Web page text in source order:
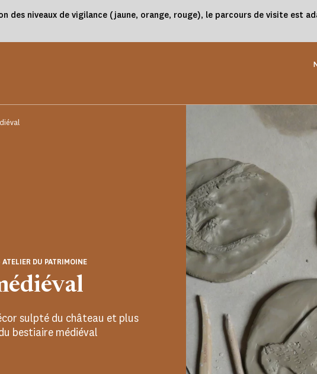
des niveaux de vigilance (jaune, orange, rouge), le parcours de visite est
DU PATRIMOINE
sulpté du château et plus
bestiaire médiéval